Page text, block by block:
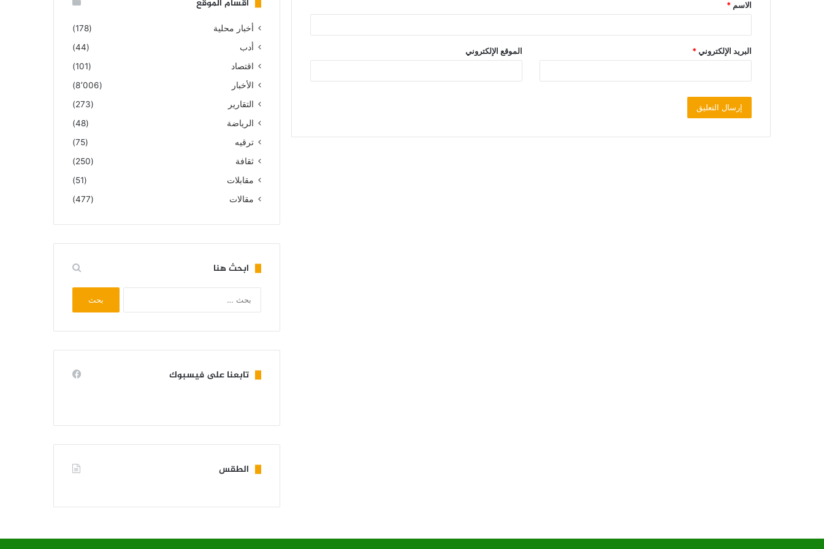
الاسم *
البريد الإلكتروني* الموقع الإلكتروني
أقسام الموقع
أخبار محلية
(178)
أدب
(44)
اقتصاد
(101)
الأخبار
(8٬006)
التقارير
(273)
الرياضة
(48)
ترقيه
(75)
ثقافة
(250)
مقابلات
(51)
مقالات
(477)
ابحث هنا
تابعنا على فيسبوك
الطقس